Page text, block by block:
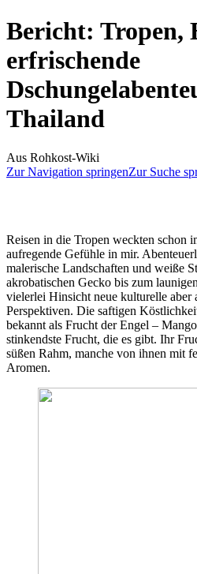
Bericht: Tropen,
erfrischende
Thailand
Aus Rohkost-Wiki
Zur Navigation springenZur Suche
Reisen in die Tropen weckten schon
aufregende Gefühle in mir.
malerische Landschaften und weiße
akrobatischen Gecko bis zum
vielerlei Hinsicht neue kulturelle aber
Perspektiven. Die saftigen
bekannt als Frucht der Engel –
stinkendste Frucht, die es gibt. Ihr
süßen Rahm, manche von ihnen mit
Aromen.